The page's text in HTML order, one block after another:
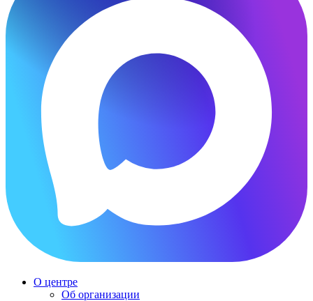
О центре
Об организации